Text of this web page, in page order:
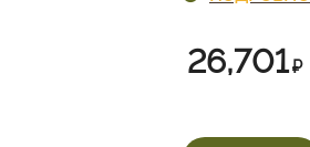
26,701 ₽